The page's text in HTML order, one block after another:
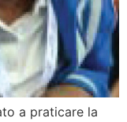
a praticare la